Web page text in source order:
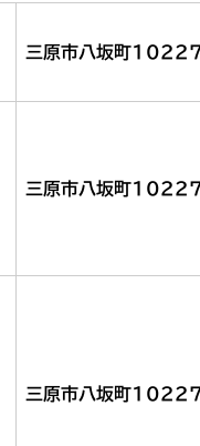
三原市八坂町
三原市八坂町
三原市八坂町